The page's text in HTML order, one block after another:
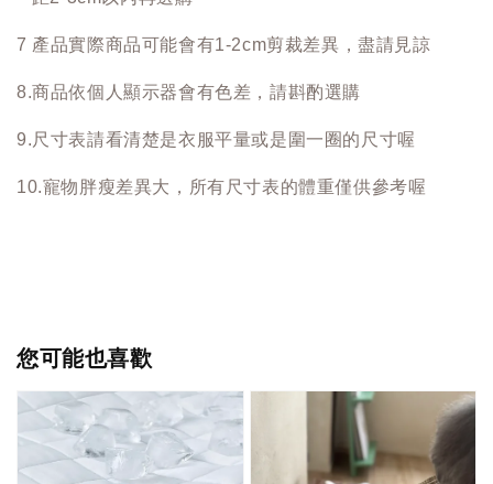
7 產品實際商品可能會有1-2cm剪裁差異，盡請見諒
8.商品依個人顯示器會有色差，請斟酌選購
9.尺寸表請看清楚是衣服平量或是圍一圈的尺寸喔
10.寵物胖瘦差異大，所有尺寸表的體重僅供參考喔
您可能也喜歡